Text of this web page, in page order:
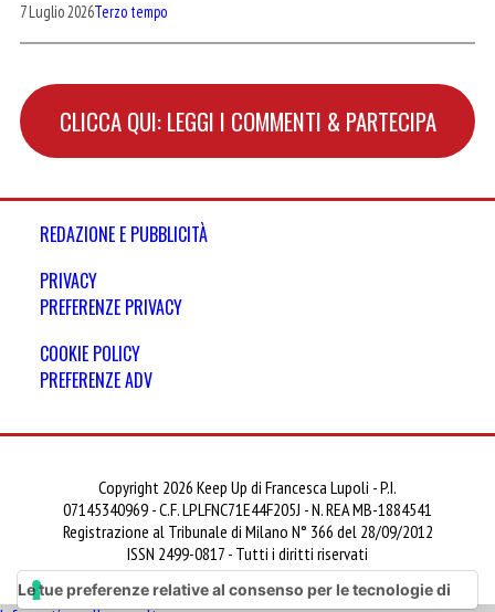
7 Luglio 2026Terzo tempo
CLICCA QUI: LEGGI I COMMENTI & PARTECIPA
REDAZIONE E PUBBLICITÀ
PRIVACY
PREFERENZE PRIVACY
COOKIE POLICY
PREFERENZE ADV
Copyright 2026 Keep Up di Francesca Lupoli - P.I.
07145340969 - C.F. LPLFNC71E44F205J - N. REA MB-1884541
Registrazione al Tribunale di Milano N° 366 del 28/09/2012
ISSN 2499-0817 - Tutti i diritti riservati
Le tue preferenze relative al consenso per le tecnologie di